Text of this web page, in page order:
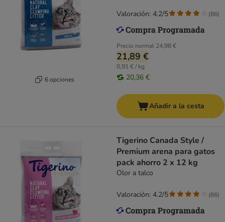
6 opciones
Precio normal 24,98 €
21,89 €
0,91 € / kg
20,36 €
Valoración: 4.2/5 (86)
Añadir a la cesta
Tigerino Canada Style /
Premium arena para gatos
pack ahorro 2 x 12 kg
Olor a talco
Valoración: 4.2/5 (86)